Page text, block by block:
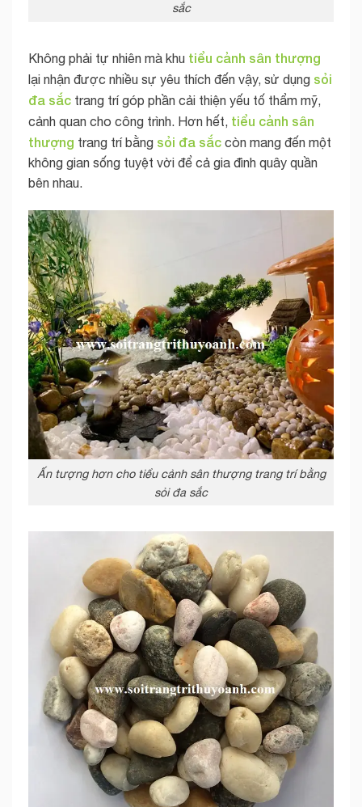
sắc
Không phải tự nhiên mà khu tiểu cảnh sân thượng
lại nhận được nhiều sự yêu thích đến vậy, sử dụng sỏi
đa sắc trang trí góp phần cải thiện yếu tố thẩm mỹ,
cảnh quan cho công trình. Hơn hết, tiểu cảnh sân
thượng trang trí bằng sỏi đa sắc còn mang đến một
không gian sống tuyệt vời để cả gia đình quây quần
bên nhau.
Ấn tượng hơn cho tiểu cảnh sân thượng trang trí bằng
sỏi đa sắc